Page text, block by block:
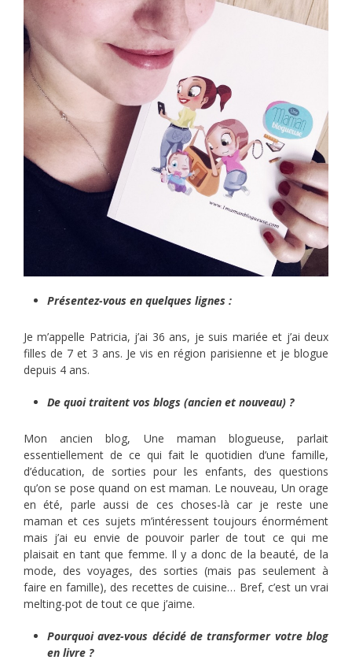
Présentez-vous en quelques lignes :
Je m’appelle Patricia, j’ai 36 ans, je suis mariée et j’ai deux
filles de 7 et 3 ans. Je vis en région parisienne et je blogue
depuis 4 ans.
De quoi traitent vos blogs (ancien et nouveau) ?
Mon ancien blog, Une maman blogueuse, parlait
essentiellement de ce qui fait le quotidien d’une famille,
d’éducation, de sorties pour les enfants, des questions
qu’on se pose quand on est maman. Le nouveau, Un orage
en été, parle aussi de ces choses-là car je reste une
maman et ces sujets m’intéressent toujours énormément
mais j’ai eu envie de pouvoir parler de tout ce qui me
plaisait en tant que femme. Il y a donc de la beauté, de la
mode, des voyages, des sorties (mais pas seulement à
faire en famille), des recettes de cuisine… Bref, c’est un vrai
melting-pot de tout ce que j’aime.
Pourquoi avez-vous décidé de transformer votre blog
en livre ?